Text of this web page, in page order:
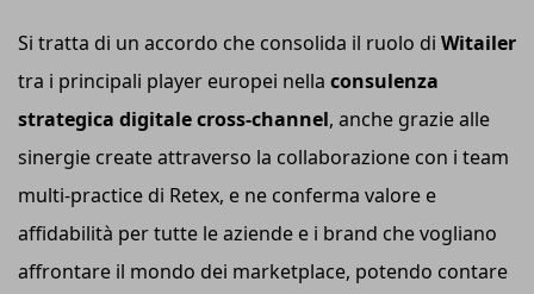
Si tratta di un accordo che consolida il ruolo di Witailer
tra i principali player europei nella consulenza
strategica digitale cross-channel, anche grazie alle
sinergie create attraverso la collaborazione con i team
multi-practice di Retex, e ne conferma valore e
affidabilità per tutte le aziende e i brand che vogliano
affrontare il mondo dei marketplace, potendo contare